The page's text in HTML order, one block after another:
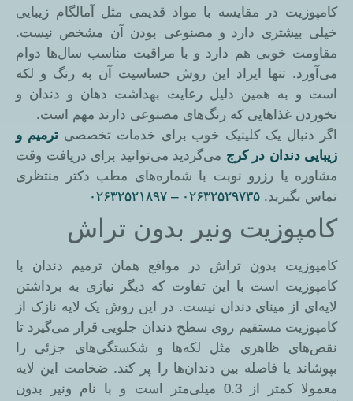
کامپوزیت در مقایسه با مواد قدیمی مثل آمالگام زیبایی
خیلی بیشتری دارد و مصنوعی بودن آن مشخص نیست.
مقاومت خوبی هم دارد و با مراقبت مناسب سال‌ها دوام
می‌آورد. تنها ایراد این روش حساسیت آن به رنگ‌ و لکه
است و به همین دلیل رعایت بهداشت دهان و دندان و
نخوردن غذاهایی که رنگ‌های مصنوعی دارند مهم است.
اگر دنبال یک کلینیک خوب برای خدمات تخصصیترمیم و
زیبایی دندان در کرج می‌گردید می‌توانید برای دریافت وقت
مشاوره یا رزرو نوبت با شماره‌های مطب دکتر منتظری
تماس بگیرید. ۰۲۶۳۲۵۲۹۷۳۵ – ۰۲۶۳۲۵۲۱۸۹۷
کامپوزیت ونیر بدون تراش
کامپوزیت بدون تراش در مواقع همان ترمیم دندان با
کامپوزیت است با این تفاوت که دیگر نیازی به برداشتن
لایه‌ای از مینای دندان نیست. در این روش یک لایه نازک از
کامپوزیت مستقیم روی سطح دندان جلویی قرار می‌گیرد تا
نقص‌های ظاهری مثل لکه‌ها و شکستگی‌های جزئی را
بپوشاند یا فاصله بین دندان‌ها را پر کند. ضخامت این لایه
معمولا کمتر از 0.3 میلی‌متر است و با نام ونیر بدون